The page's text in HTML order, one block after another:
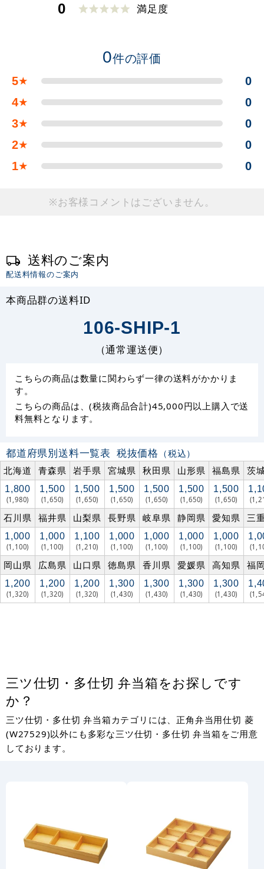
0 満足度
0件の評価
5★
0
4★
0
3★
0
2★
0
1★ 0
※お客様コメントはございません。
送料のご案内
配送料情報のご案内
本商品群の送料ID
106-SHIP-1
（通常運送便）
こちらの商品は数量に関わらず一律の送料がかかりま
す。
こちらの商品は、(税抜商品合計)45,000円以上購入で送
料無料となります。
都道府県別送料一覧表 税抜価格 （税込）
北海道
青森県 岩手県 宮城県 秋田県 山形県 福島県 茨
1,800
(1,980)
1,500
(1,650)
1,500
(1,650)
1,500
(1,650)
1,500
(1,650)
1,500
(1,650)
1,500
(1,650)
石川県 福井県 山梨県 長野県 岐阜県 静岡県 愛知県 三
1,000
(1,100)
1,000
(1,100)
1,100
(1,210)
1,000
(1,100)
1,000
(1,100)
1,000
(1,100)
1,000
(1,100)
岡山県 広島県 山口県 徳島県 香川県 愛媛県 高知県 福
1,200
(1,320)
1,200
(1,320)
1,200
(1,320)
1,300
(1,430)
1,300
(1,430)
1,300
(1,430)
1,300
(1,430)
三ツ仕切・多仕切 弁当箱をお探しです
か？
三ツ仕切・多仕切 弁当箱カテゴリには、正角弁当用仕切 菱
(W27529)以外にも多彩な三ツ仕切・多仕切 弁当箱をご用意
しております。